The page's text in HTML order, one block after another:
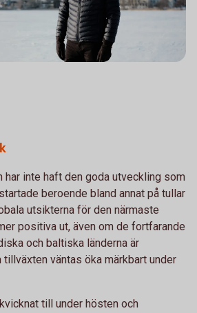
har inte haft den goda utveckling som
beroende bland annat på tullar
utsikterna för den närmaste
positiva ut, även om de fortfarande
och baltiska länderna är
väntas öka märkbart under
till under hösten och